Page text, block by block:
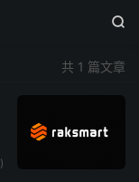

共 1 篇文章
)